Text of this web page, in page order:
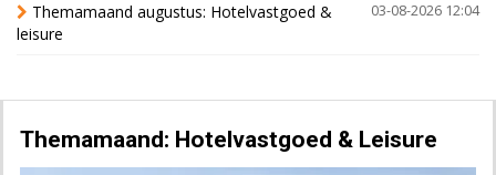
03-08-2026 12:04
Themamaand augustus: Hotelvastgoed &
leisure
Themamaand: Hotelvastgoed & Leisure